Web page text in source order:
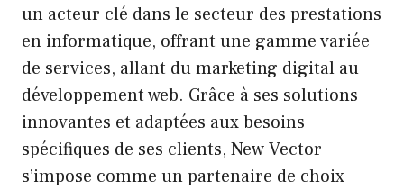
un acteur clé dans le secteur des prestations
en informatique, offrant une gamme variée
de services, allant du marketing digital au
développement web. Grâce à ses solutions
innovantes et adaptées aux besoins
spécifiques de ses clients, New Vector
s’impose comme un partenaire de choix